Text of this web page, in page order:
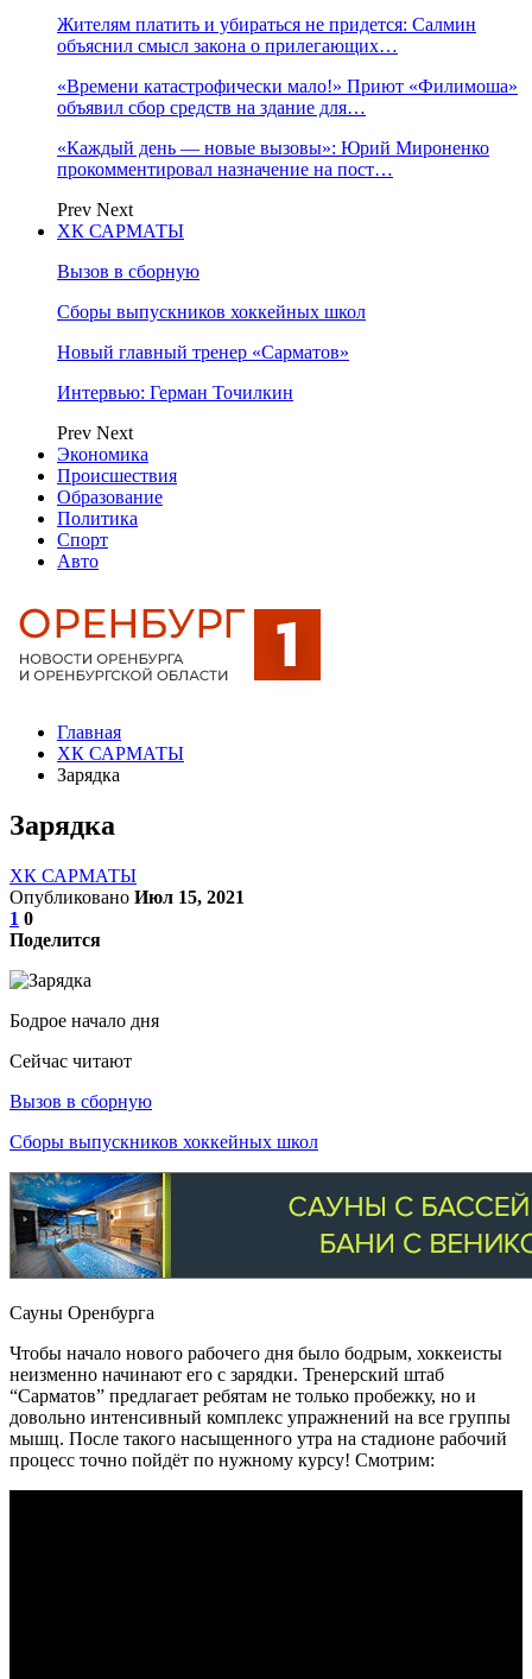
Жителям платить и убираться не придется: Салмин
объяснил смысл закона о прилегающих…
«Времени катастрофически мало!» Приют «Филимоша»
объявил сбор средств на здание для…
«Каждый день — новые вызовы»: Юрий Мироненко
прокомментировал назначение на пост…
Prev Next
ХК САРМАТЫ
Вызов в сборную
Сборы выпускников хоккейных школ
Новый главный тренер «Сарматов»
Интервью: Герман Точилкин
Prev Next
Экономика
Происшествия
Образование
Политика
Спорт
Авто
Главная
ХК САРМАТЫ
Зарядка
Зарядка
ХК САРМАТЫ
Опубликовано Июл 15, 2021
1 0
Поделится
Бодрое начало дня
Сейчас читают
Вызов в сборную
Сборы выпускников хоккейных школ
Сауны Оренбурга
Чтобы начало нового рабочего дня было бодрым, хоккеисты
неизменно начинают его с зарядки. Тренерский штаб
“Сарматов” предлагает ребятам не только пробежку, но и
довольно интенсивный комплекс упражнений на все группы
мышц. После такого насыщенного утра на стадионе рабочий
процесс точно пойдёт по нужному курсу! Смотрим: